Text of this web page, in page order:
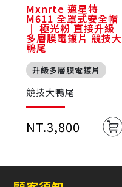
Mxnrte 邁星特
M611 全罩式安全帽
｜ 極光粉 直接升級
多層膜電鍍片 競技大
鴨尾
升級多層膜電鍍片
競技大鴨尾
NT.3,800